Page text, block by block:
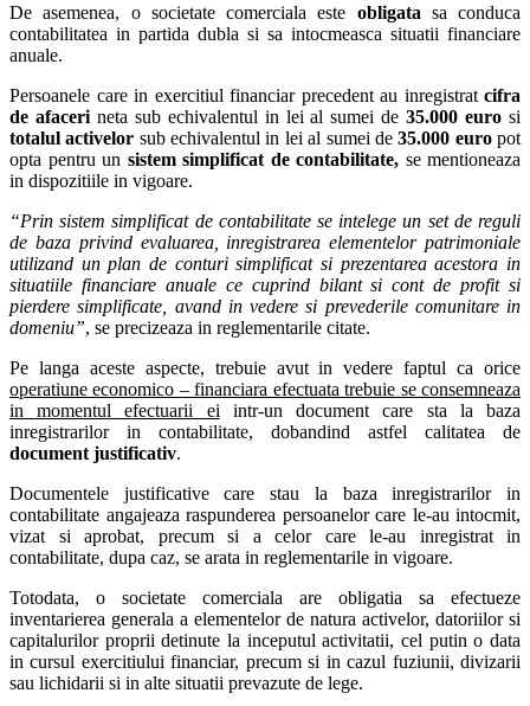
De asemenea, o societate comerciala este obligata sa conduca
contabilitatea in partida dubla si sa intocmeasca situatii financiare
anuale.
Persoanele care in exercitiul financiar precedent au inregistrat cifra
de afacerineta sub echivalentul in lei al sumei de35.000 euro si
totalul activelor sub echivalentul in lei al sumei de35.000 europot
opta pentru un sistem simplificat de contabilitate, se mentioneaza
in dispozitiile in vigoare.
“Prin sistem simplificat de contabilitate se intelege un set de reguli
de baza privind evaluarea, inregistrarea elementelor patrimoniale
utilizand un plan de conturi simplificat si prezentarea acestora in
situatiile financiare anuale ce cuprind bilant si cont de profit si
pierdere simplificate, avand in vedere si prevederile comunitare in
domeniu”, se precizeaza in reglementarile citate.
Pe langa aceste aspecte, trebuie avut in vedere faptul ca orice
operatiune economico – financiara efectuata trebuie se consemneaza
in momentul efectuarii ei intr-un document care sta la baza
inregistrarilor in contabilitate, dobandind astfel calitatea de
document justificativ.
Documentele justificative care stau la baza inregistrarilor in
contabilitate angajeaza raspunderea persoanelor care le-au intocmit,
vizat si aprobat, precum si a celor care le-au inregistrat in
contabilitate, dupa caz, se arata in reglementarile in vigoare.
Totodata, o societate comerciala are obligatia sa efectueze
inventarierea generala a elementelor de natura activelor, datoriilor si
capitalurilor proprii detinute la inceputul activitatii, cel putin o data
in cursul exercitiului financiar, precum si in cazul fuziunii, divizarii
sau lichidarii si in alte situatii prevazute de lege.